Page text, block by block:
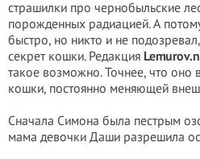
страшилки про чернобыльские
порожденных радиацией. А
быстро, но никто и не
секрет кошки. Редакция
такое возможно. Точнее, что
кошки, постоянно меняющей
Сначала Симона была пестрым
мама девочки Даши разрешила